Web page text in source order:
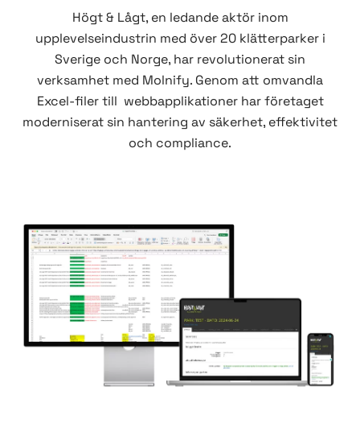
Högt & Lågt, en ledande aktör inom
upplevelseindustrin med över 20 klätterparker i
Sverige och Norge, har revolutionerat sin
verksamhet med Molnify. Genom att omvandla
Excel-filer till webbapplikationer har företaget
moderniserat sin hantering av säkerhet, effektivitet
och compliance.